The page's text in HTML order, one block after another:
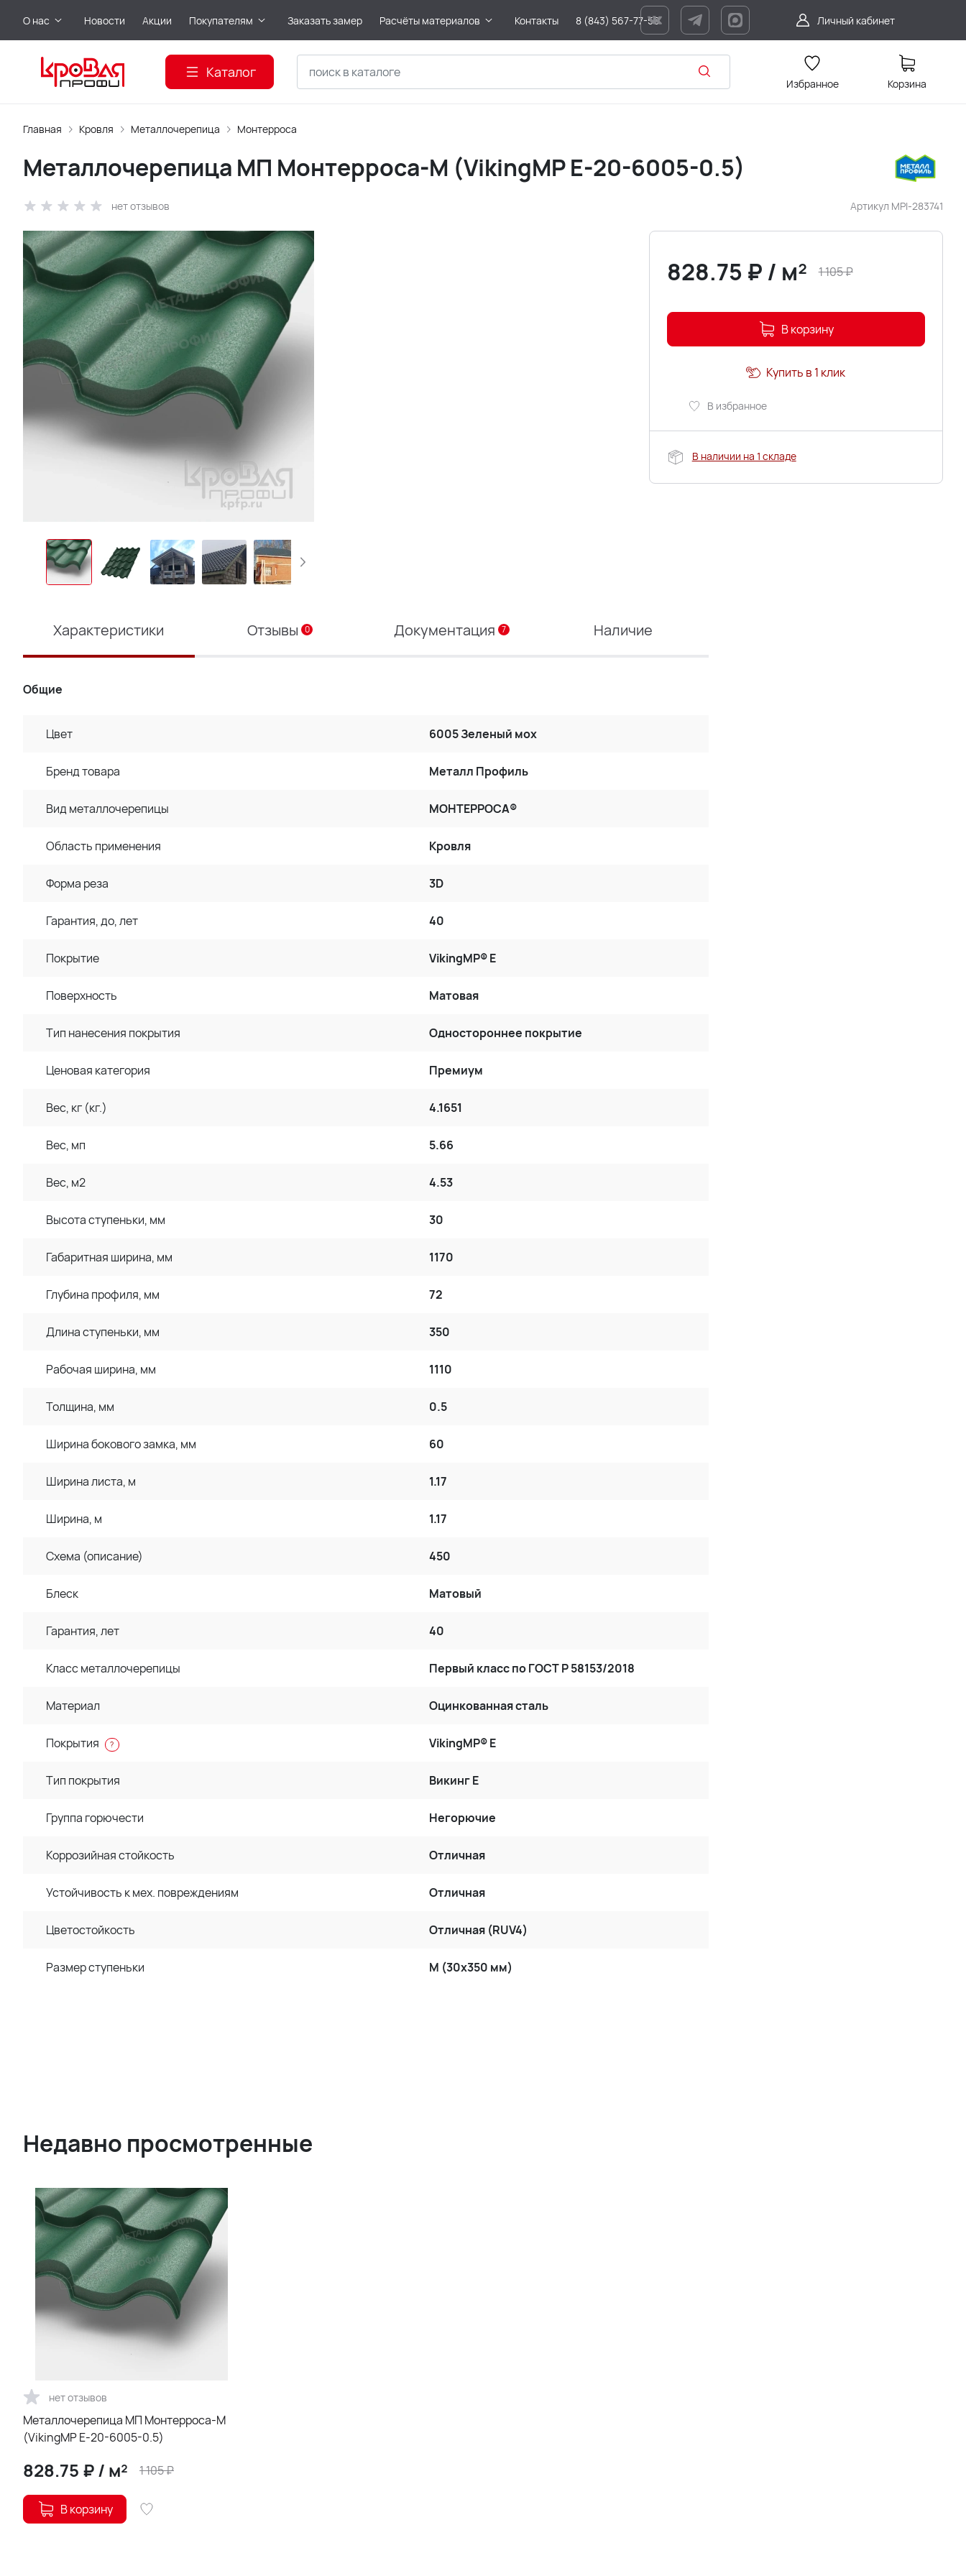
О нас Новости Акции Покупателям Заказать замер Расчёты материалов Контакты 8 (843) 567-77-56 Личный кабинет
Каталог
Избранное Корзина
Главная Кровля Металлочерепица Монтерроса
Артикул MPI-283741
Металлочерепица МП Монтерроса-M (VikingMP E-20-6005-0.5)
нет отзывов
828.75 ₽ / м² 1 105₽
В корзину
В избранное
Купить в 1 клик
В наличии на 1 складе
Характеристики Отзывы 0 Документация 7 Наличие
Общие
Цвет 6005 Зеленый мох
Бренд товара Металл Профиль
Вид металлочерепицы МОНТЕРРОСА®
Область применения Кровля
Форма реза 3D
Гарантия, до, лет 40
Покрытие VikingMP® E
Поверхность Матовая
Тип нанесения покрытия Одностороннее покрытие
Ценовая категория Премиум
Вес, кг (кг.) 4.1651
Вес, мп 5.66
Вес, м2 4.53
Высота ступеньки, мм 30
Габаритная ширина, мм 1170
Глубина профиля, мм 72
Длина ступеньки, мм 350
Рабочая ширина, мм 1110
Толщина, мм 0.5
Ширина бокового замка, мм 60
Ширина листа, м 1.17
Ширина, м 1.17
Схема (описание) 450
Блеск Матовый
Гарантия, лет 40
Класс металлочерепицы Первый класс по ГОСТ P 58153/2018
Материал Оцинкованная сталь
Покрытия ? VikingMP® E
Тип покрытия Викинг Е
Группа горючести Негорючие
Коррозийная стойкость Отличная
Устойчивость к мех. повреждениям Отличная
Цветостойкость Отличная (RUV4)
Размер ступеньки M (30x350 мм)
Недавно просмотренные
нет отзывов
Металлочерепица МП Монтерроса-M
(VikingMP E-20-6005-0.5)
828.75 ₽/ м² 1 105₽
В корзину